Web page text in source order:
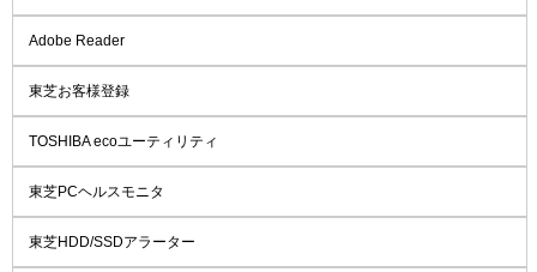
Adobe Reader
東芝お客様登録
TOSHIBA ecoユーティリティ
東芝PCヘルスモニタ
東芝HDD/SSDアラーター